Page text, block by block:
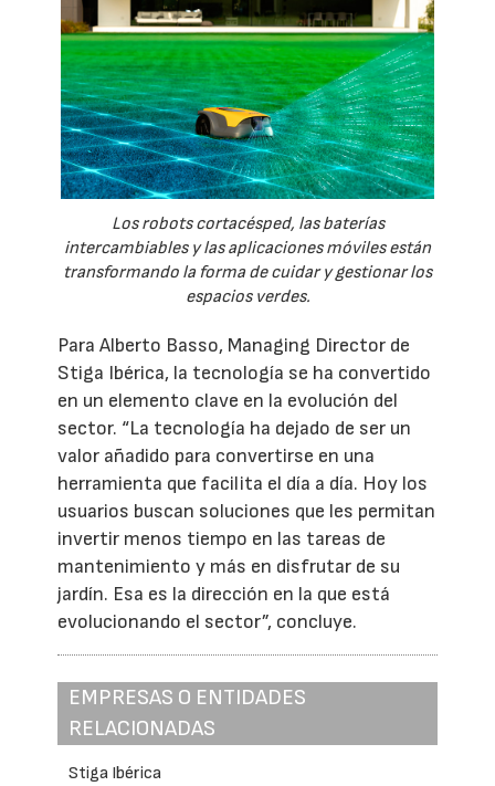
Los robots cortacésped, las baterías
intercambiables y las aplicaciones móviles están
transformando la forma de cuidar y gestionar los
espacios verdes.
Para Alberto Basso, Managing Director de
Stiga Ibérica, la tecnología se ha convertido
en un elemento clave en la evolución del
sector. “La tecnología ha dejado de ser un
valor añadido para convertirse en una
herramienta que facilita el día a día. Hoy los
usuarios buscan soluciones que les permitan
invertir menos tiempo en las tareas de
mantenimiento y más en disfrutar de su
jardín. Esa es la dirección en la que está
evolucionando el sector”, concluye.
EMPRESAS O ENTIDADES
RELACIONADAS
Stiga Ibérica